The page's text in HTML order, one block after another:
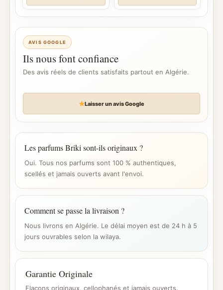
AVIS GOOGLE
Ils nous font confiance
Des avis réels de clients satisfaits partout en Algérie.
Laisser un avis Google
Les parfums Briki sont-ils originaux ?
Oui. Tous nos parfums sont 100 % authentiques,
scellés et jamais ouverts avant l'envoi.
Comment se passe la livraison ?
Nous livrons en Algérie. Le délai moyen est de 24 h à 5
jours ouvrables selon la wilaya.
Garantie Originale
Flacons originaux, cellophanés et jamais ouverts.